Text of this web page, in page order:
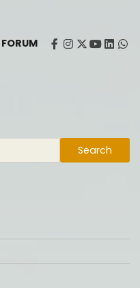
FORUM facebook
instagram
twitter
youtube
Search